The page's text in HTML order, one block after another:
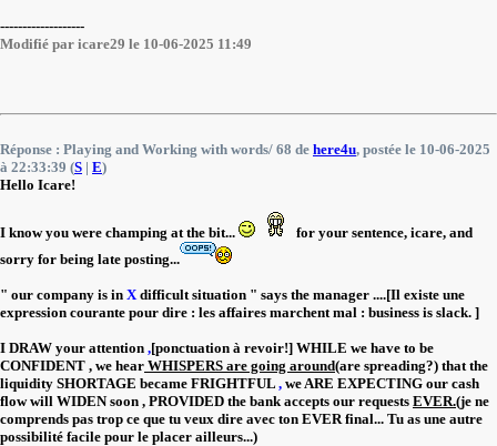
-------------------
Modifié par icare29 le 10-06-2025 11:49
Réponse : Playing and Working with words/ 68 de here4u, postée le 10-06-2025
à 22:33:39 (S | E)
Hello Icare!
I know you were champing at the bit...
for your sentence, icare, and
sorry for being late posting...
" our company is in X difficult situation " says the manager ....[Il existe une
expression courante pour dire : les affaires marchent mal : business is slack. ]
I DRAW your attention ,[ponctuation à revoir!] WHILE we have to be
CONFIDENT , we hear WHISPERS are going around(are spreading?) that the
liquidity SHORTAGE became FRIGHTFUL , we ARE EXPECTING our cash
flow will WIDEN soon , PROVIDED the bank accepts our requests EVER.(je ne
comprends pas trop ce que tu veux dire avec ton EVER final... Tu as une autre
possibilité facile pour le placer ailleurs...)